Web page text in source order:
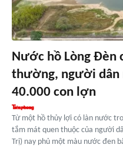
Nước hồ Lòng Đèn
thường, người dân
40.000 con lợn
Từ một hồ thủy lợi có làn nước
tắm mát quen thuộc của người
Trị) nay phủ một màu nước đen